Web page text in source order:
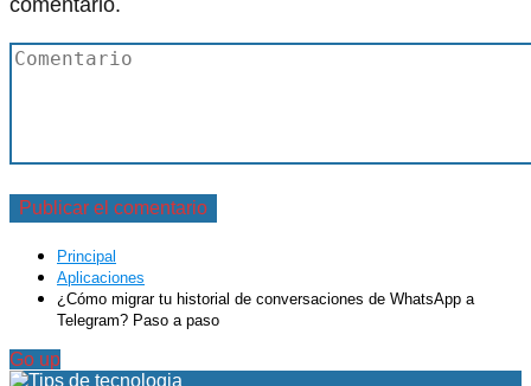
comentario.
Principal
Aplicaciones
¿Cómo migrar tu historial de conversaciones de WhatsApp a
Telegram? Paso a paso
Go up